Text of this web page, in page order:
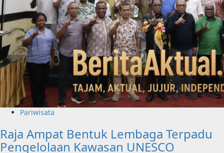
Pariwisata
Raja Ampat Bentuk Lembaga Terpadu
Pengelolaan Kawasan UNESCO